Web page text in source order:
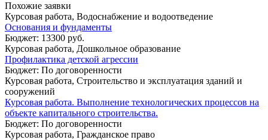
Похожие заявки
Курсовая работа, Водоснабжение и водоотведение
Основания и фундаменты
Бюджет: 13300 руб.
Курсовая работа, Дошкольное образование
Профилактика детской агрессии
Бюджет: По договоренности
Курсовая работа, Строительство и эксплуатация зданий и
сооружений
Курсовая работа. Выполнение технологических процессов на
объекте капитального строительства.
Бюджет: По договоренности
Курсовая работа, Гражданское право